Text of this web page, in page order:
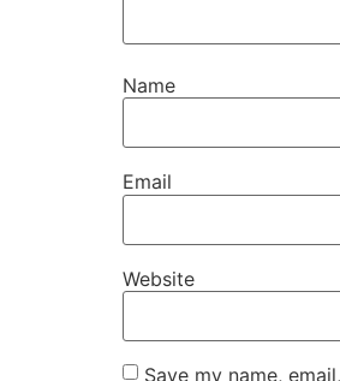
Name
Email
Website
Save my name,